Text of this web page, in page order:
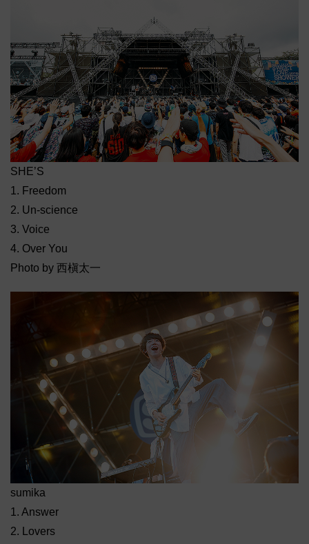
SHE’S
1. Freedom
2. Un-science
3. Voice
4. Over You
Photo by 西槇太一
sumika
1. Answer
2. Lovers